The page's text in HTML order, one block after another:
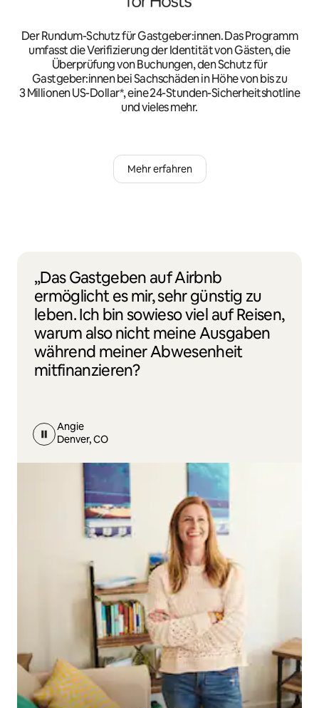
Der Rundum-Schutz für Gastgeber:innen. Das Programm
umfasst die Verifizierung der Identität von Gästen, die
Überprüfung von Buchungen, den Schutz für
Gastgeber:innen bei Sachschäden in Höhe von bis zu
3 Millionen US-Dollar*, eine 24-Stunden-Sicherheitshotline
und vieles mehr.
Mehr erfahren
„Das Gastgeben auf Airbnb
ermöglicht es mir, sehr günstig zu
leben. Ich bin sowieso viel auf Reisen,
warum also nicht meine Ausgaben
während meiner Abwesenheit
mitfinanzieren?
Angie
Denver, CO